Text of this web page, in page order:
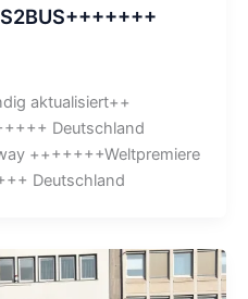
aktualisiert++
Deutschland
+++++++Weltpremiere
Deutschland